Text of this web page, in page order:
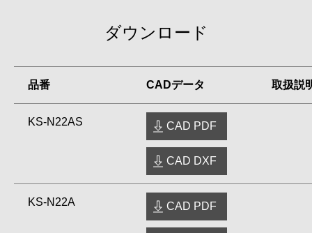
ダウンロード
品番 CADデータ 取扱説
KS-N22AS CAD PDF
CAD DXF
KS-N22A CAD PDF